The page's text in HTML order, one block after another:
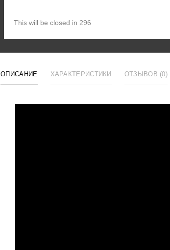
This will be closed in 295
ОПИСАНИЕ ХАРАКТЕРИСТИКИ ОТЗЫВОВ (0)